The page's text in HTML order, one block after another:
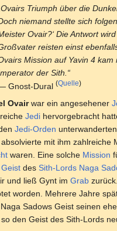
„Ovairs Triumph über die
niemand stellte sich
Ovair?‘ Die Antwort
reisten einst
Mission auf Yavin 4
der Sith.“
Gnost-Dural(Quelle)
Ovairwar ein angesehener
Jedi hervorgebracht
Jedi-Orden
mit ihm zahlreiche
waren. Eine solche Mission
Geist des Sith-Lords Naga
und ließ Gynt im Grab
worden. Mehrere Jahre
Sadows Geist seinen
den Geist des Sith-Lords